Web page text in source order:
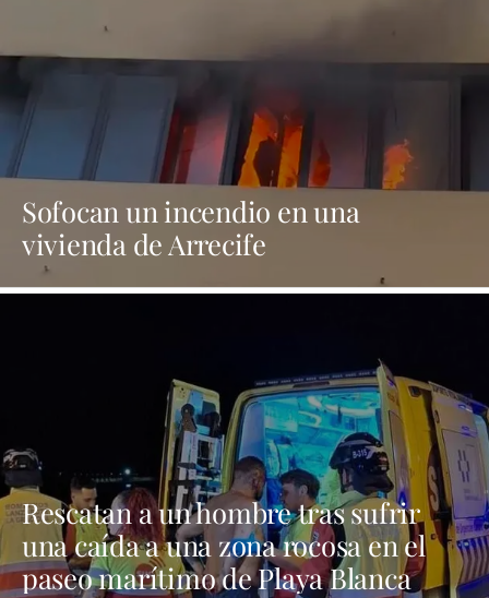
Sofocan un incendio en una
vivienda de Arrecife
Rescatan a un hombre tras sufrir
una caída a una zona rocosa en el
paseo marítimo de Playa Blanca